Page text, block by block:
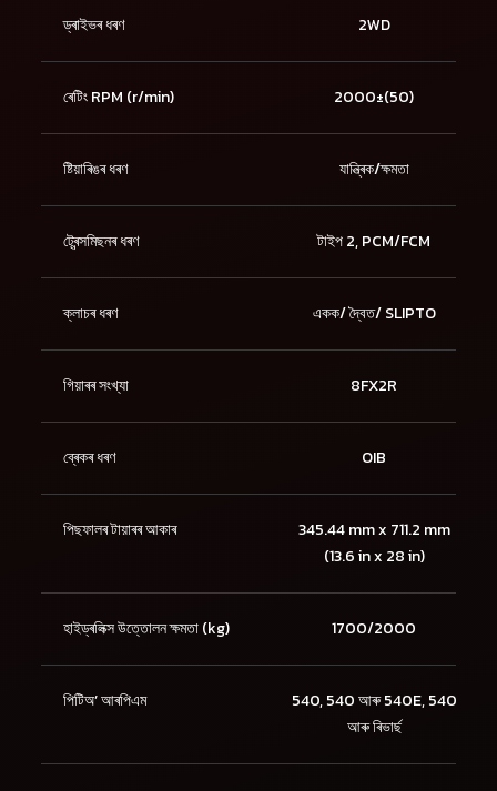
ড্ৰাইভৰ ধৰণ 2WD
ৰেটিং RPM (r/min) 2000±(50)
ষ্টিয়াৰিঙৰ ধৰণ যান্ত্ৰিক/ক্ষমতা
ট্ৰেন্সমিছনৰ ধৰণ টাইপ 2, PCM/FCM
ক্লাচৰ ধৰণ একক/ দ্বৈত/ SLIPTO
গিয়াৰৰ সংখ্যা 8FX2R
ব্ৰেকৰ ধৰণ OIB
পিছফালৰ টায়াৰৰ আকাৰ
345.44 mm x 711.2 mm
(13.6 in x 28 in)
হাইড্ৰলিক্স উত্তোলন ক্ষমতা (kg) 1700/2000
পিটিঅ’ আৰপিএম
540, 540 আৰু 540E, 540
আৰু ৰিভাৰ্ছ